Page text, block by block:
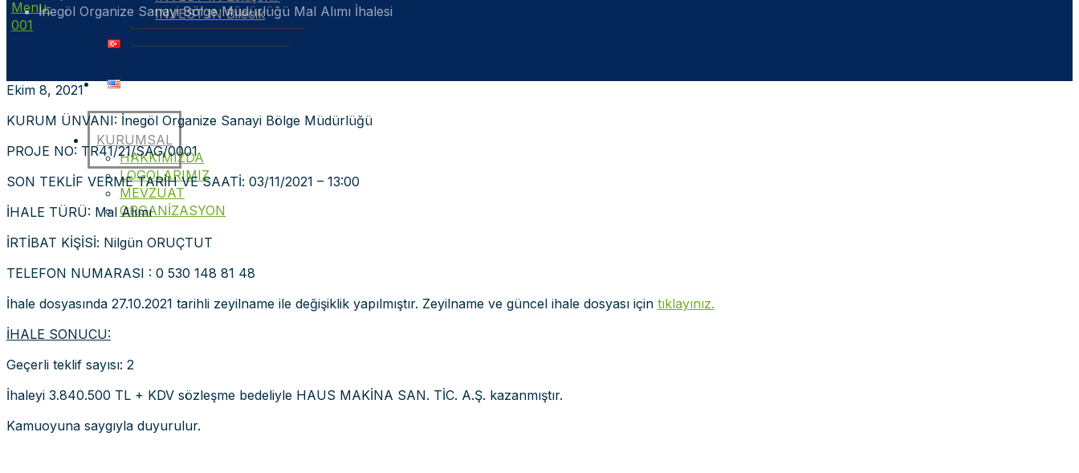
INVEST IN Bilecik
KURUMSAL
HAKKIMIZDA
LOGOLARIMIZ
MEVZUAT
ORGANİZASYON
İnegöl Organize Sanayi Bölge Müdürlüğü Mal Alımı İhalesi
Ekim 8, 2021
KURUM ÜNVANI: İnegöl Organize Sanayi Bölge Müdürlüğü
PROJE NO: TR41/21/SAG/0001
SON TEKLİF VERME TARİH VE SAATİ: 03/11/2021 – 13:00
İHALE TÜRÜ: Mal Alımı
İRTİBAT KİŞİSİ: Nilgün ORUÇTUT
TELEFON NUMARASI : 0 530 148 81 48
İhale dosyasında 27.10.2021 tarihli zeyilname ile değişiklik yapılmıştır. Zeyilname ve güncel ihale dosyası için tıklayınız.
İHALE SONUCU:
Geçerli teklif sayısı: 2
İhaleyi 3.840.500 TL + KDV sözleşme bedeliyle HAUS MAKİNA SAN. TİC. A.Ş. kazanmıştır.
Kamuoyuna saygıyla duyurulur.